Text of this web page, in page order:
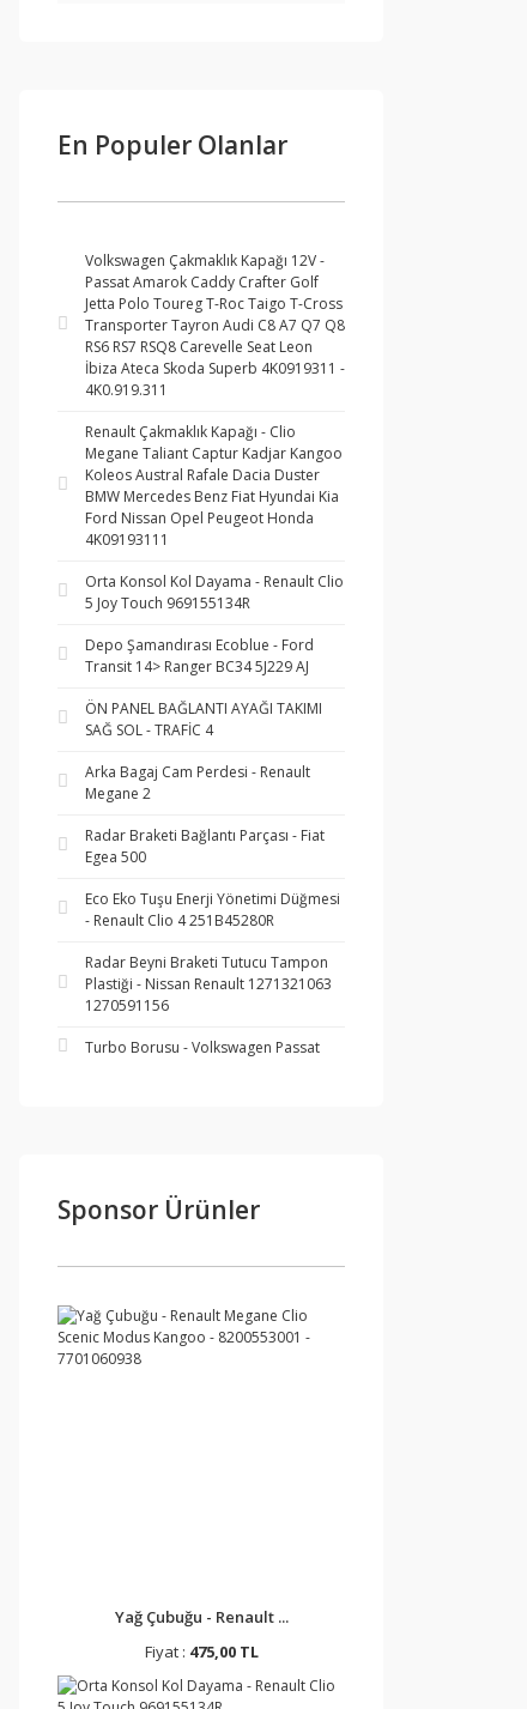
En Populer Olanlar
Volkswagen Çakmaklık Kapağı 12V -
Passat Amarok Caddy Crafter Golf
Jetta Polo Toureg T-Roc Taigo T-Cross
Transporter Tayron Audi C8 A7 Q7 Q8
RS6 RS7 RSQ8 Carevelle Seat Leon
İbiza Ateca Skoda Superb 4K0919311 -
4K0.919.311
Renault Çakmaklık Kapağı - Clio
Megane Taliant Captur Kadjar Kangoo
Koleos Austral Rafale Dacia Duster
BMW Mercedes Benz Fiat Hyundai Kia
Ford Nissan Opel Peugeot Honda
4K09193111
Orta Konsol Kol Dayama - Renault Clio
5 Joy Touch 969155134R
Depo Şamandırası Ecoblue - Ford
Transit 14> Ranger BC34 5J229 AJ
ÖN PANEL BAĞLANTI AYAĞI TAKIMI
SAĞ SOL - TRAFİC 4
Arka Bagaj Cam Perdesi - Renault
Megane 2
Radar Braketi Bağlantı Parçası - Fiat
Egea 500
Eco Eko Tuşu Enerji Yönetimi Düğmesi
- Renault Clio 4 251B45280R
Radar Beyni Braketi Tutucu Tampon
Plastiği - Nissan Renault 1271321063
1270591156
Turbo Borusu - Volkswagen Passat
Sponsor Ürünler
Yağ Çubuğu - Renault ...
Fiyat : 475,00 TL